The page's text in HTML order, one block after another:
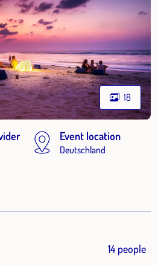
18
Event location
Deutschland
14 people